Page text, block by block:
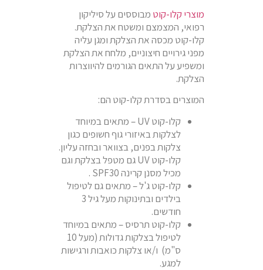
מוצרי קלו-קוט מבוססים על סיליקון
רפואי, המצמצם ומשטח את הצלקת.
קלו-קוט מכסה את הצלקת ומגן עליה
מפני גירויים חיצוניים, מלחח את הצלקת
ומשפיע על התאים הגורמים להיווצרות
הצלקת.
המוצרים בסדרת קלו-קוט הם:
קלו-קוט UV – מתאים במיוחד
לצלקות באיזורי גוף חשופים כגון
צלקות בפנים, בצוואר ובחזה עליון.
קלו-קוט UV גם מטפל בצלקת וגם
מכיל מסנן קרינה SPF30 .
קלו-קוט ג'ל – מתאים גם לטיפול
בילדים ובתינוקות מעל גיל 3
חודשים.
קלו-קוט תרסיס – מתאים במיוחד
לטיפול בצלקות גדולות (מעל 10
ס"מ) ו/או צלקות כואבות ורגישות
למגע.